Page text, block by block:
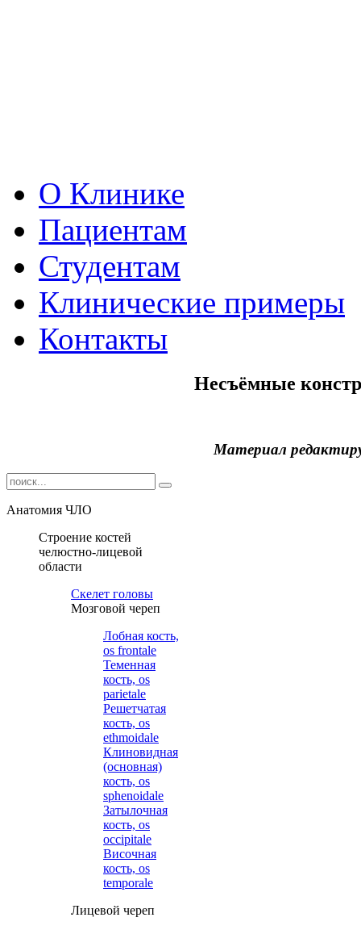
О Клинике
Пациентам
Студентам
Клинические примеры
Контакты
Несъёмные
Материал
Анатомия ЧЛО
Строение костей
челюстно-лицевой
области
Cкелет головы
Мозговой череп
Лобная кость,
os frontale
Теменная
кость, os
parietale
Решетчатая
кость, os
ethmoidale
Клиновидная
(основная)
кость, os
sphenoidale
Затылочная
кость, os
occipitale
Височная
кость, os
temporale
Лицевой череп